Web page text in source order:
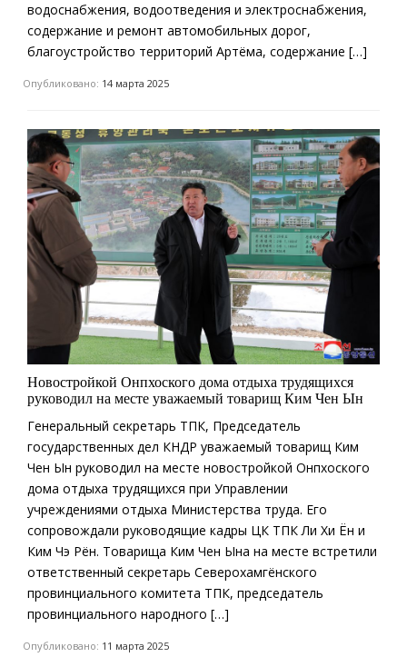
водоснабжения, водоотведения и электроснабжения,
содержание и ремонт автомобильных дорог,
благоустройство территорий Артёма, содержание […]
Опубликовано: 14 марта 2025
Новостройкой Онпхоского дома отдыха трудящихся
руководил на месте уважаемый товарищ Ким Чен Ын
Генеральный секретарь ТПК, Председатель
государственных дел КНДР уважаемый товарищ Ким
Чен Ын руководил на месте новостройкой Онпхоского
дома отдыха трудящихся при Управлении
учреждениями отдыха Министерства труда. Его
сопровождали руководящие кадры ЦК ТПК Ли Хи Ён и
Ким Чэ Рён. Товарища Ким Чен Ына на месте встретили
ответственный секретарь Северохамгёнского
провинциального комитета ТПК, председатель
провинциального народного […]
Опубликовано: 11 марта 2025